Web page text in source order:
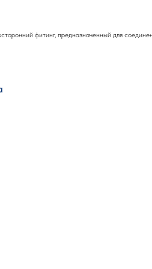
фитинг, предназначенный для